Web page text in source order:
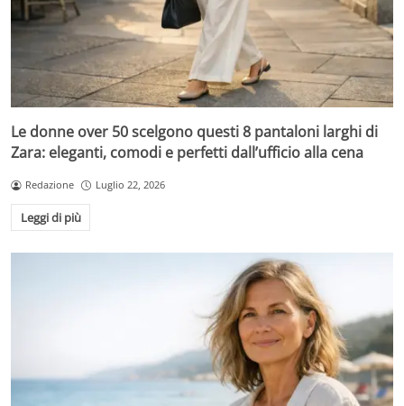
Le donne over 50 scelgono questi 8 pantaloni larghi di
Zara: eleganti, comodi e perfetti dall’ufficio alla cena
Redazione Luglio 22, 2026
Leggi di più